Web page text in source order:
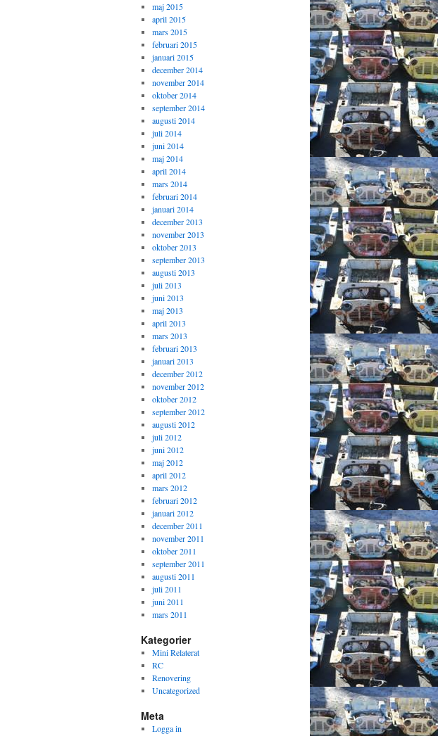
maj 2015
april 2015
mars 2015
februari 2015
januari 2015
december 2014
november 2014
oktober 2014
september 2014
augusti 2014
juli 2014
juni 2014
maj 2014
april 2014
mars 2014
februari 2014
januari 2014
december 2013
november 2013
oktober 2013
september 2013
augusti 2013
juli 2013
juni 2013
maj 2013
april 2013
mars 2013
februari 2013
januari 2013
december 2012
november 2012
oktober 2012
september 2012
augusti 2012
juli 2012
juni 2012
maj 2012
april 2012
mars 2012
februari 2012
januari 2012
december 2011
november 2011
oktober 2011
september 2011
augusti 2011
juli 2011
juni 2011
mars 2011
Kategorier
Mini Relaterat
RC
Renovering
Uncategorized
Meta
Logga in